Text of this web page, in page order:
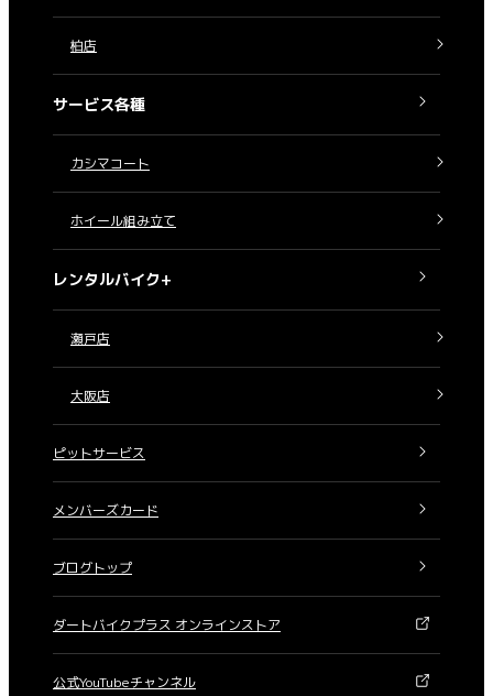
柏店
サービス各種
カシマコート
ホイール組み立て
レンタルバイク+
瀬戸店
大阪店
ピットサービス
メンバーズカード
ブログトップ
ダートバイクプラス オンラインストア
公式YouTubeチャンネル